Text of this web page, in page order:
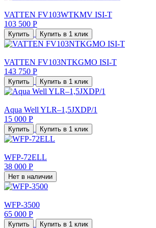
VATTEN FV103WTKMV ISI-T
103 500 Р
Купить Купить в 1 клик
VATTEN FV103NTKGMO ISI-T
143 750 Р
Купить Купить в 1 клик
Aqua Well YLR–1,5JXDP/1
15 000 Р
Купить Купить в 1 клик
WFP-72ELL
38 000 Р
Нет в наличии
WFP-3500
65 000 Р
Купить Купить в 1 клик